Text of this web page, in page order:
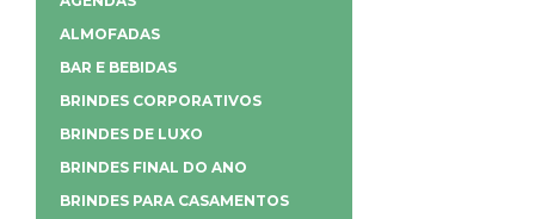
ALMOFADAS
BAR E BEBIDAS
BRINDES CORPORATIVOS
BRINDES DE LUXO
BRINDES FINAL DO ANO
BRINDES PARA CASAMENTOS